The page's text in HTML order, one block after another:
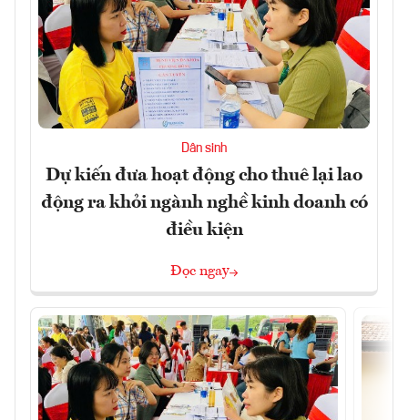
Dân sinh
Dự kiến đưa hoạt động cho thuê lại lao
động ra khỏi ngành nghề kinh doanh có
điều kiện
Đọc ngay